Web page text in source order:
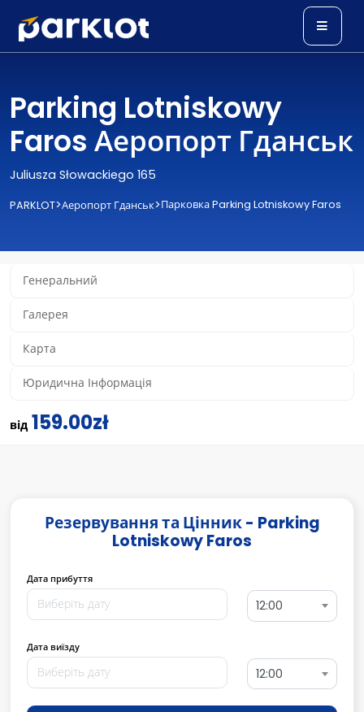
Parking Lotniskowy
Faros Аеропорт Гданськ
Juliusza Słowackiego 165
PARKLOT>Аеропорт Гданськ>Парковка Parking Lotniskowy Faros
Генеральний
Галерея
Карта
Юридична Інформація
від 159.00zł
Резервування та Цінник - Parking
Lotniskowy Faros
Дата прибуття
12:00
Дата виїзду
12:00